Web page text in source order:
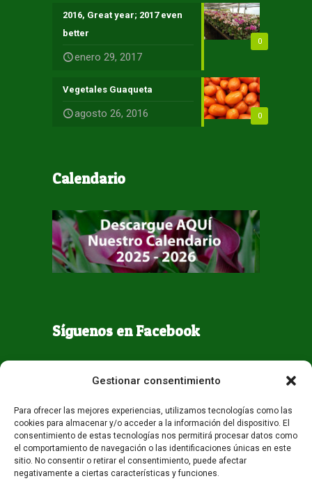
Gestionar consentimiento
Para ofrecer las mejores experiencias, utilizamos tecnologías como las
cookies para almacenar y/o acceder a la información del dispositivo. El
consentimiento de estas tecnologías nos permitirá procesar datos como
el comportamiento de navegación o las identificaciones únicas en este
sitio. No consentir o retirar el consentimiento, puede afectar
negativamente a ciertas características y funciones.
0
2016, Great year; 2017 even
better
enero 29, 2017
0
Vegetales Guaqueta
agosto 26, 2016
Calendario
Síguenos en Facebook
Todos los derechos reservados - Guaqueta USA 2026